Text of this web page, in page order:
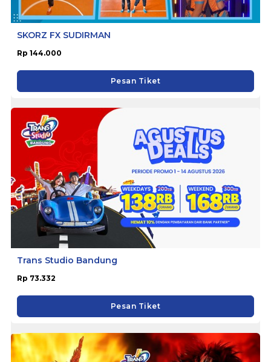
SKORZ FX SUDIRMAN
Rp 144.000
Pesan Tiket
Trans Studio Bandung
Rp 73.332
Pesan Tiket